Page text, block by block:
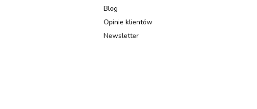
Blog
Opinie klientów
Newsletter